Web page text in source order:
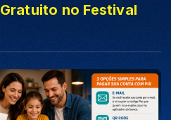
no Festival